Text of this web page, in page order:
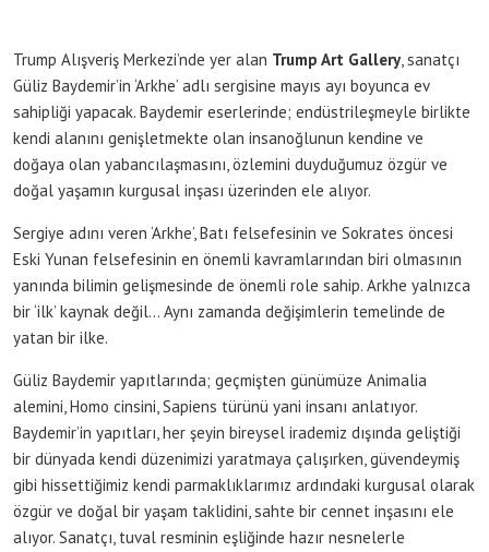
Trump Alışveriş Merkezi’nde yer alan Trump Art Gallery, sanatçı
Güliz Baydemir’in ‘Arkhe’ adlı sergisine mayıs ayı boyunca ev
sahipliği yapacak. Baydemir eserlerinde; endüstrileşmeyle birlikte
kendi alanını genişletmekte olan insanoğlunun kendine ve
doğaya olan yabancılaşmasını, özlemini duyduğumuz özgür ve
doğal yaşamın kurgusal inşası üzerinden ele alıyor.
Sergiye adını veren ‘Arkhe’, Batı felsefesinin ve Sokrates öncesi
Eski Yunan felsefesinin en önemli kavramlarından biri olmasının
yanında bilimin gelişmesinde de önemli role sahip. Arkhe yalnızca
bir ‘ilk’ kaynak değil… Aynı zamanda değişimlerin temelinde de
yatan bir ilke.
Güliz Baydemir yapıtlarında; geçmişten günümüze Animalia
alemini, Homo cinsini, Sapiens türünü yani insanı anlatıyor.
Baydemir’in yapıtları, her şeyin bireysel irademiz dışında geliştiği
bir dünyada kendi düzenimizi yaratmaya çalışırken, güvendeymiş
gibi hissettiğimiz kendi parmaklıklarımız ardındaki kurgusal olarak
özgür ve doğal bir yaşam taklidini, sahte bir cennet inşasını ele
alıyor. Sanatçı, tuval resminin eşliğinde hazır nesnelerle